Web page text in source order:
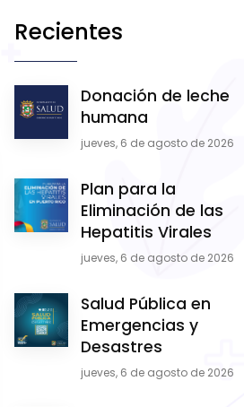
Recientes
Donación de leche
humana
jueves, 6 de agosto de 2026
Plan para la
Eliminación de las
Hepatitis Virales
jueves, 6 de agosto de 2026
Salud Pública en
Emergencias y
Desastres
jueves, 6 de agosto de 2026